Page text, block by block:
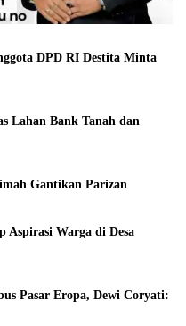
DPD RI Destita Minta
Lahan Bank Tanah dan
Gantikan Parizan
Aspirasi Warga di Desa
Pasar Eropa, Dewi Coryati: